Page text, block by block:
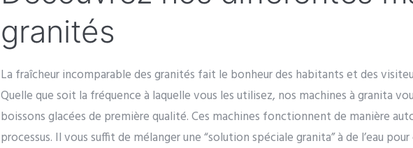
granités
La fraîcheur incomparable des granités fait le bonheur des habitants et des
Quelle que soit la fréquence à laquelle vous les utilisez, nos machines à granita
boissons glacées de première qualité. Ces machines fonctionnent de manière
processus. Il vous suffit de mélanger une “solution spéciale granita” à de l’eau